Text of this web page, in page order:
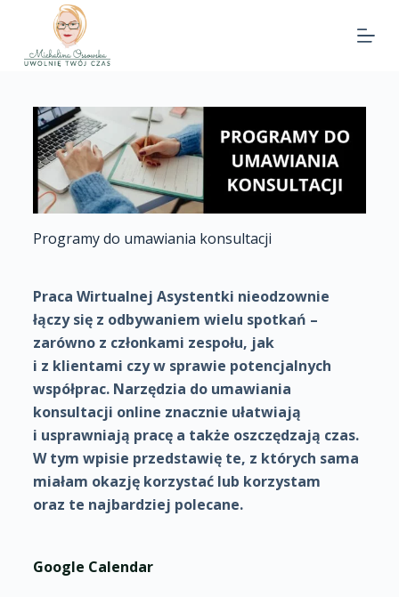
Programy do umawiania konsultacji
Praca Wirtualnej Asystentki nieodzownie
łączy się z odbywaniem wielu spotkań –
zarówno z członkami zespołu, jak
i z klientami czy w sprawie potencjalnych
współprac. Narzędzia do umawiania
konsultacji online znacznie ułatwiają
i usprawniają pracę a także oszczędzają czas.
W tym wpisie przedstawię te, z których sama
miałam okazję korzystać lub korzystam
oraz te najbardziej polecane.
Google Calendar